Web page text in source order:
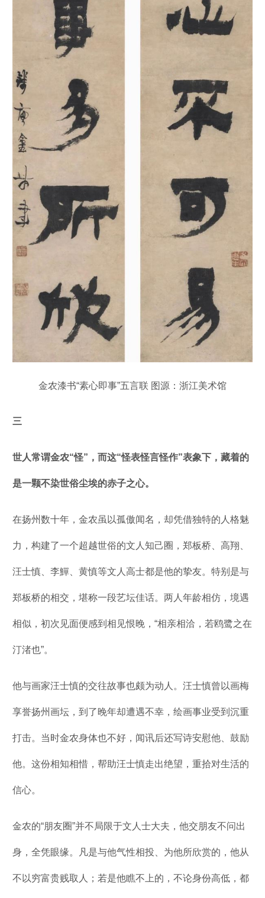
金农漆书“素心即事”五言联 图源：浙江美术馆
三
世人常谓金农“怪”，而这“怪表怪言怪作”表象下，藏着的
是一颗不染世俗尘埃的赤子之心。
在扬州数十年，金农虽以孤傲闻名，却凭借独特的人格魅
力，构建了一个超越世俗的文人知己圈，郑板桥、高翔、
汪士慎、‌李鱓、‌黄慎等文人高士都是他的挚友。特别是与
郑板桥的相交，堪称一段艺坛佳话。两人年龄相仿，境遇
相似，初次见面便感到相见恨晚，“相亲相洽，若鸥鹭之在
汀渚也”。
他与画家汪士慎的交往故事也颇为动人。汪士慎曾以画梅
享誉扬州画坛，到了晚年却遭遇不幸，绘画事业受到沉重
打击。当时金农身体也不好，闻讯后还写诗安慰他、鼓励
他。这份相知相惜，帮助汪士慎走出绝望，重拾对生活的
信心。
金农的“朋友圈”并不局限于文人士大夫，他交朋友不问出
身，全凭眼缘。凡是与他气性相投、为他所欣赏的，他从
不以穷富贵贱取人；若是他瞧不上的，不论身份高低，都